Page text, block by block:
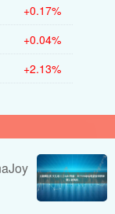
+0.17%
+0.04%
+2.13%